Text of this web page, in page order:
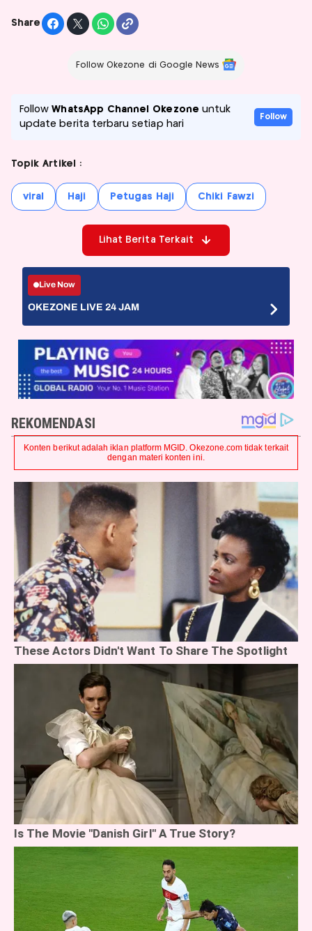
Share
Follow Okezone di Google News
FollowWhatsApp Channel Okezone untuk
update berita terbaru setiap hari
Follow
Topik Artikel :
viral Haji Petugas Haji Chiki Fawzi
Lihat Berita Terkait
Live Now
OKEZONE LIVE 24 JAM